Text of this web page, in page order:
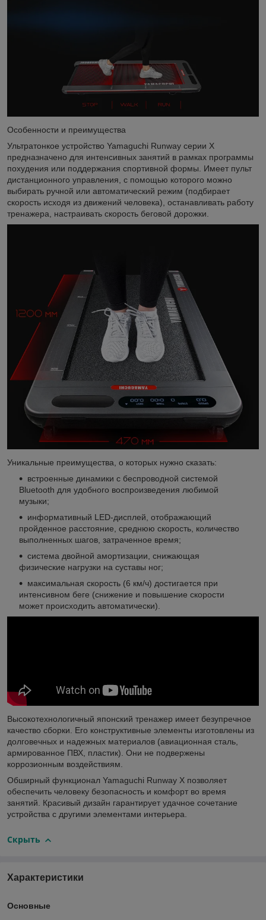
Особенности и преимущества
Ультратонкое устройство Yamaguchi Runway серии X
предназначено для интенсивных занятий в рамках программы
похудения или поддержания спортивной формы. Имеет пульт
дистанционного управления, с помощью которого можно
выбирать ручной или автоматический режим (подбирает
скорость исходя из движений человека), останавливать работу
тренажера, настраивать скорость беговой дорожки.
Уникальные преимущества, о которых нужно сказать:
встроенные динамики с беспроводной системой
Bluetooth для удобного воспроизведения любимой
музыки;
информативный LED-дисплей, отображающий
пройденное расстояние, среднюю скорость, количество
выполненных шагов, затраченное время;
система двойной амортизации, снижающая
физические нагрузки на суставы ног;
максимальная скорость (6 км/ч) достигается при
интенсивном беге (снижение и повышение скорости
может происходить автоматически).
Высокотехнологичный японский тренажер имеет безупречное
качество сборки. Его конструктивные элементы изготовлены из
долговечных и надежных материалов (авиационная сталь,
армированное ПВХ, пластик). Они не подвержены
коррозионным воздействиям.
Обширный функционал Yamaguchi Runway X позволяет
обеспечить человеку безопасность и комфорт во время
занятий. Красивый дизайн гарантирует удачное сочетание
устройства с другими элементами интерьера.
Скрыть
Характеристики
Основные